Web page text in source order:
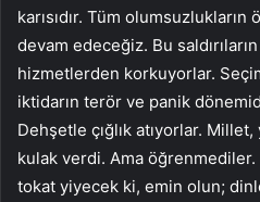
karısıdır. Tüm
devam edeceğiz. Bu
hizmetlerden korkuyorlar.
iktidarın terör ve panik
Dehşetle çığlık atıyorlar.
kulak verdi. Ama
tokat yiyecek ki, emin olun;